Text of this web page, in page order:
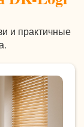
и практичные